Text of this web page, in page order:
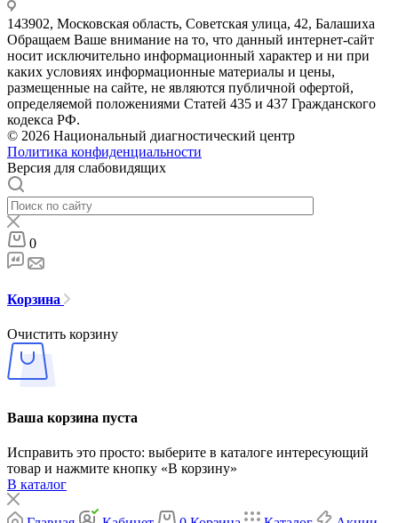
143902, Московская область, Советская улица, 42, Балашиха
Обращаем Ваше внимание на то, что данный интернет-сайт
носит исключительно информационный характер и ни при
каких условиях информационные материалы и цены,
размещенные на сайте, не являются публичной офертой,
определяемой положениями Статей 435 и 437 Гражданского
кодекса РФ.
© 2026 Национальный диагностический центр
Политика конфиденциальности
Версия для слабовидящих
0
Корзина
Очистить корзину
Ваша корзина пуста
Исправить это просто: выберите в каталоге интересующий
товар и нажмите кнопку «В корзину»
В каталог